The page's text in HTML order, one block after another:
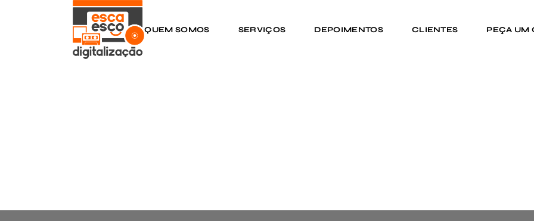
QUEM SOMOS SERVIÇOS DEPOIMENTOS CLIENTES PEÇA UM